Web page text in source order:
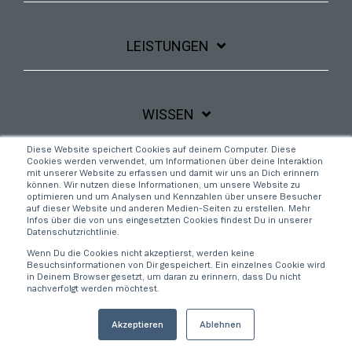
Diese Website speichert Cookies auf deinem Computer. Diese
Cookies werden verwendet, um Informationen über deine Interaktion
mit unserer Website zu erfassen und damit wir uns an Dich erinnern
können. Wir nutzen diese Informationen, um unsere Website zu
optimieren und um Analysen und Kennzahlen über unsere Besucher
auf dieser Website und anderen Medien-Seiten zu erstellen. Mehr
Infos über die von uns eingesetzten Cookies findest Du in unserer
Datenschutzrichtlinie.
Wenn Du die Cookies nicht akzeptierst, werden keine
Besuchsinformationen von Dir gespeichert. Ein einzelnes Cookie wird
in Deinem Browser gesetzt, um daran zu erinnern, dass Du nicht
nachverfolgt werden möchtest.
Akzeptieren Ablehnen
LEISTUNGEN
WISSEN
Impressum Datenschutzbestimmungen AGB
© 2026 eparo GmbH
LinkedinYouTube